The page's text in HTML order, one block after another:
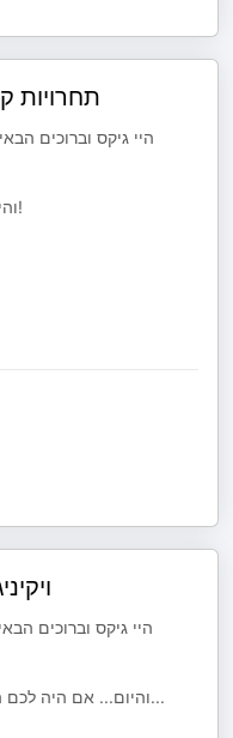
תחרויות
היי גיקס וברוכים
והיום בפרק... זו לא תחפושת, זה קוספליי!
היי גיקס וברוכים
והיום... אם היה לכם...